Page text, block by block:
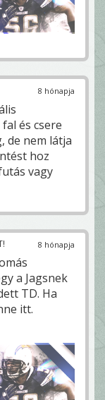
8 hónapja
és csere
de nem látja
hoz
vagy
8 hónapja
a Jagsnek
TD. Ha
itt.